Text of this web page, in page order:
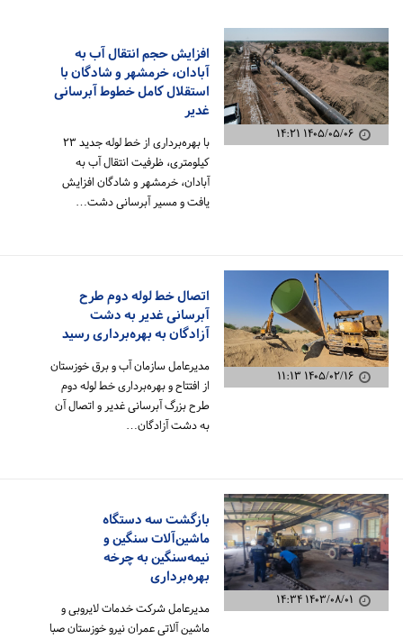
۱۴۰۵/۰۵/۰۶ ۱۴:۲۱
افزایش حجم انتقال آب به
آبادان، خرمشهر و شادگان با
استقلال کامل خطوط آبرسانی
غدیر
با بهره‌برداری از خط لوله جدید ۲۳
کیلومتری، ظرفیت انتقال آب به
آبادان، خرمشهر و شادگان افزایش
یافت و مسیر آبرسانی دشت…
۱۴۰۵/۰۲/۱۶ ۱۱:۱۳
اتصال خط لوله دوم طرح
آبرسانی غدیر به دشت
آزادگان به بهره‌برداری رسید
مدیرعامل سازمان آب و برق خوزستان
از افتتاح و بهره‌برداری خط لوله دوم
طرح بزرگ آبرسانی غدیر و اتصال آن
به دشت آزادگان…
۱۴۰۳/۰۸/۰۱ ۱۴:۳۴
بازگشت سه دستگاه
ماشین‌آلات سنگین و
نیمه‌سنگین به چرخه
بهره‌برداری
مدیرعامل شرکت خدمات لایروبی و
ماشین آلاتی عمران نیرو خوزستان صبا